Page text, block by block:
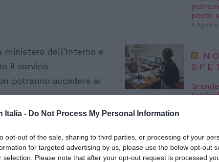
Italia - Do Not Process My Personal Information
opt-out of the sale, sharing to third parties, or processing of your
for targeted advertising by us, please use the below opt-out
selection. Please note that after your opt-out request is processed
ministero dell’Interno e
il servizio
potranno accedere al
posto
4
6